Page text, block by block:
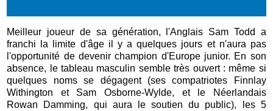
Meilleur joueur de sa génération, l'Anglais Sam Todd a
franchi la limite d'âge il y a quelques jours et n'aura pas
l'opportunité de devenir champion d'Europe junior. En son
absence, le tableau masculin semble très ouvert : même si
quelques noms se dégagent (ses compatriotes Finnlay
Withington et Sam Osborne-Wylde, et le Néerlandais
Rowan Damming, qui aura le soutien du public), les 5